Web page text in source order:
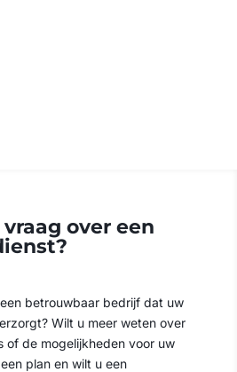
over een
betrouwbaar bedrijf dat uw
Wilt u meer weten over
of de mogelijkheden voor uw
plan en wilt u een